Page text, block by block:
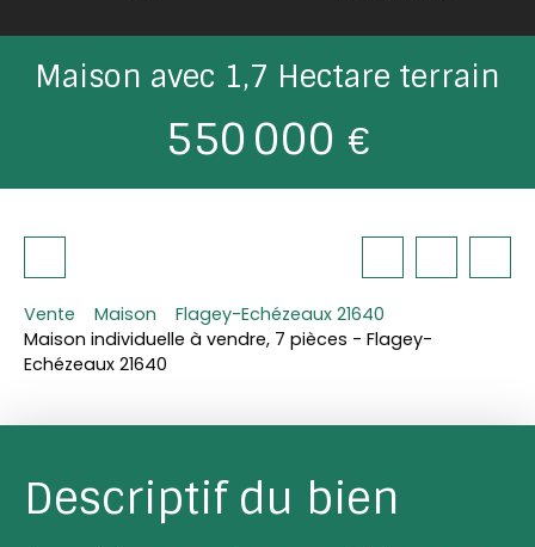
Maison avec 1,7 Hectare terrain
550 000 €
Vente Maison
Flagey-Echézeaux 21640
Maison individuelle à vendre, 7 pièces - Flagey-
Echézeaux 21640
Descriptif du bien